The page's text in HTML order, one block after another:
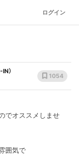
ログイン
）
1054
でオススメしませ
囲気で